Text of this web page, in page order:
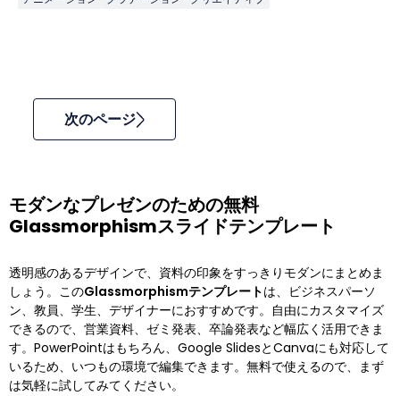
次のページ
モダンなプレゼンのための無料
Glassmorphismスライドテンプレート
透明感のあるデザインで、資料の印象をすっきりモダンにまとめま
しょう。このGlassmorphismテンプレートは、ビジネスパーソ
ン、教員、学生、デザイナーにおすすめです。自由にカスタマイズ
できるので、営業資料、ゼミ発表、卒論発表など幅広く活用できま
す。PowerPointはもちろん、Google SlidesとCanvaにも対応して
いるため、いつもの環境で編集できます。無料で使えるので、まず
は気軽に試してみてください。